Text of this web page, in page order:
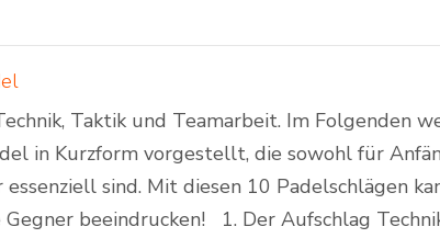
Taktik und Teamarbeit. Im Folgenden
in Kurzform vorgestellt, die sowohl für
sind. Mit diesen 10 Padelschlägen
beeindrucken! 1. Der Aufschlag